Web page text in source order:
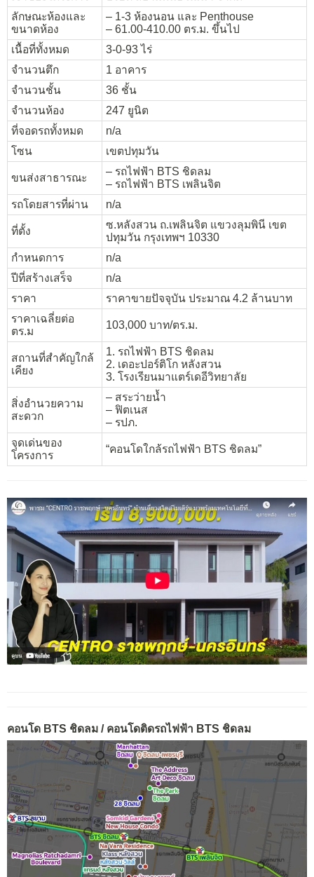
ลักษณะห้องและ
ขนาดห้อง
– 1-3 ห้องนอน และ Penthouse
– 61.00-410.00 ตร.ม. ขึ้นไป
เนื้อที่ทั้งหมด
3-0-93 ไร่
จำนวนตึก
1 อาคาร
จำนวนชั้น
36 ชั้น
จำนวนห้อง
247 ยูนิต
ที่จอดรถทั้งหมด
n/a
โซน
เขตปทุมวัน
ขนส่งสาธารณะ
– รถไฟฟ้า BTS ชิดลม
– รถไฟฟ้า BTS เพลินจิต
รถโดยสารที่ผ่าน
n/a
ที่ตั้ง
ซ.หลังสวน ถ.เพลินจิต แขวงลุมพินี เขต
ปทุมวัน กรุงเทพฯ 10330
กำหนดการ
n/a
ปีที่สร้างเสร็จ
n/a
ราคา
ราคาขายปัจจุบัน ประมาณ 4.2 ล้านบาท
ราคาเฉลี่ยต่อ
ตร.ม
103,000 บาท/ตร.ม.
สถานที่สำคัญใกล้
เคียง
1. รถไฟฟ้า BTS ชิดลม
2. เดอะปอร์ติโก หลังสวน
3. โรงเรียนมาแตร์เดอีวิทยาลัย
สิ่งอำนวยความ
สะดวก
– สระว่ายน้ำ
– ฟิตเนส
– รปภ.
จุดเด่นของ
โครงการ
“คอนโดใกล้รถไฟฟ้า BTS ชิดลม”
คอนโด BTS ชิดลม / คอนโดติดรถไฟฟ้า BTS ชิดลม